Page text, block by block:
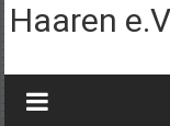
Haaren